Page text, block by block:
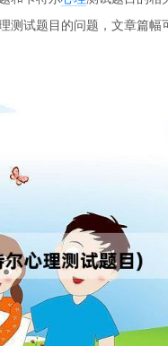
测试题目的问题，文章篇幅